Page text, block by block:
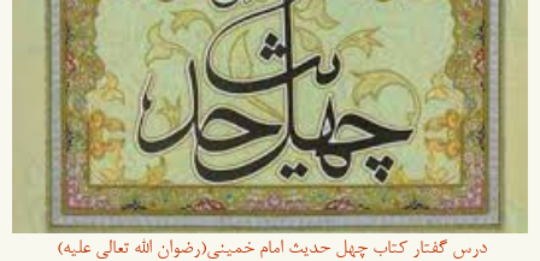
درس گفتار کتاب چهل حدیث امام خمینی(رضوان الله تعالی علیه)